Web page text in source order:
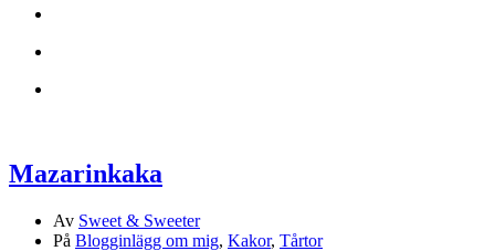
Mazarinkaka
Av Sweet & Sweeter
På Blogginlägg om mig, Kakor, Tårtor